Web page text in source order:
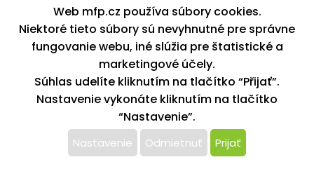
K stiahnutiu
Blog
Kontakt
Kariéra
XML feed
Copyright © 2026, MFP paper s. r. o. | Všetky práva vyhradené
design by MFP
Tento web používa k poskytovaniu služieb,
Web mfp.cz používa súbory cookies.
Niektoré tieto súbory sú nevyhnutné pre správne
fungovanie webu, iné slúžia pre štatistické a
marketingové účely.
Súhlas udelíte kliknutím na tlačítko “Přijať”.
Nastavenie vykonáte kliknutím na tlačítko
“Nastavenie”.
Nastavenie Odmietnuť Prijať